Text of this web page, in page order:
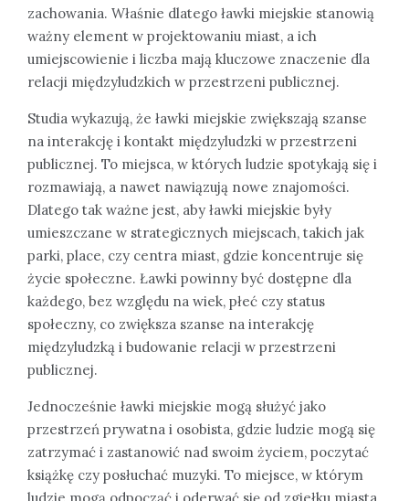
zachowania. Właśnie dlatego ławki miejskie stanowią
ważny element w projektowaniu miast, a ich
umiejscowienie i liczba mają kluczowe znaczenie dla
relacji międzyludzkich w przestrzeni publicznej.
Studia wykazują, że ławki miejskie zwiększają szanse
na interakcję i kontakt międzyludzki w przestrzeni
publicznej. To miejsca, w których ludzie spotykają się i
rozmawiają, a nawet nawiązują nowe znajomości.
Dlatego tak ważne jest, aby ławki miejskie były
umieszczane w strategicznych miejscach, takich jak
parki, place, czy centra miast, gdzie koncentruje się
życie społeczne. Ławki powinny być dostępne dla
każdego, bez względu na wiek, płeć czy status
społeczny, co zwiększa szanse na interakcję
międzyludzką i budowanie relacji w przestrzeni
publicznej.
Jednocześnie ławki miejskie mogą służyć jako
przestrzeń prywatna i osobista, gdzie ludzie mogą się
zatrzymać i zastanowić nad swoim życiem, poczytać
książkę czy posłuchać muzyki. To miejsce, w którym